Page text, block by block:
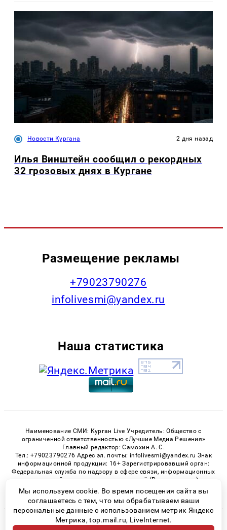
Новости Кургана 2 дня назад
Илья Винштейн сообщил о рекордных
32 грозовых днях в Кургане
Размещение рекламы
+79023790276
infolivesmi@yandex.ru
Наша статистика
Наименование СМИ: Курган Live Учредитель: Общество с
ограниченной ответственностью «Лучшие Медиа Решения»
Главный редактор: Самохин А. С.
Тел.: +79023790276 Адрес эл. почты: infolivesmi@yandex.ru Знак
информационной продукции: 16+ Зарегистрировавший орган:
Федеральная служба по надзору в сфере связи, информационных
технологий и массовых коммуникаций (Роскомнадзор)
Регистрационный номер СМИ ЭЛ № ФС 77 - 82535 от 21.01.2022
© 2026 «Kurgan-Live» | Все права защищены
Мы используем cookie. Во время посещения сайта вы
соглашаетесь с тем, что мы обрабатываем ваши
персональные данные с использованием метрик Яндекс
Метрика, top.mail.ru, LiveInternet.